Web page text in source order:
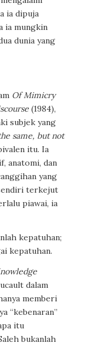
ia dipuja
ia mungkin
dunia yang
Of Mimicry
(1984),
subjek yang
same, but not
itu. Ia
anatomi, dan
yang
terkejut
piawai, ia
kepatuhan;
kepatuhan.
dalam
memberi
“kebenaran”
itu
bukanlah